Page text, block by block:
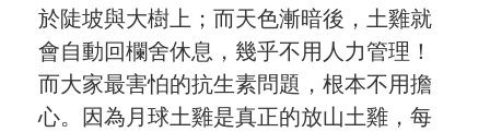
於陡坡與大樹上；而天色漸暗後，土雞就
會自動回欄舍休息，幾乎不用人力管理！
而大家最害怕的抗生素問題，根本不用擔
心。因為月球土雞是真正的放山土雞，每